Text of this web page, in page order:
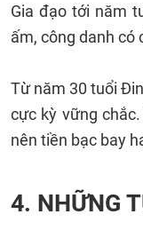
Gia đạo tới năm
ấm, công danh có
Từ năm 30 tuổi
cực kỳ vững
nên tiền bạc bay
4. NHỮNG